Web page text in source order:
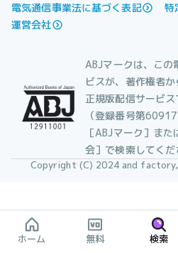
電気通信事業法に基づく表記
特
運営会社
ABJマークは、この
ビスが、著作権者
正規版配信サービ
（登録番号第
［ABJマーク］ま
会］で検索してくだ
Copyright (C) 2024 and
ホーム 無料 検索